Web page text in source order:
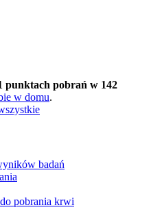
punktach pobrań w 142
w domu.
badań
pobrania krwi